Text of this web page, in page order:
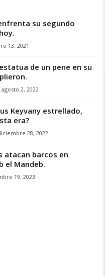
su segundo
13, 2021
de un pene en su
agosto 2, 2022
Keyvany estrellado,
era?
28, 2022
atacan barcos en
el Mandeb.
19, 2023